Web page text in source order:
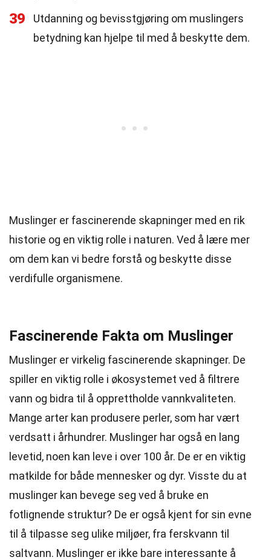
39
Utdanning og bevisstgjøring om muslingers
betydning kan hjelpe til med å beskytte dem.
Muslinger er fascinerende skapninger med en rik
historie og en viktig rolle i naturen. Ved å lære mer
om dem kan vi bedre forstå og beskytte disse
verdifulle organismene.
Fascinerende Fakta om Muslinger
Muslinger er virkelig fascinerende skapninger. De
spiller en viktig rolle i økosystemet ved å filtrere
vann og bidra til å opprettholde vannkvaliteten.
Mange arter kan produsere perler, som har vært
verdsatt i århundrer. Muslinger har også en lang
levetid, noen kan leve i over 100 år. De er en viktig
matkilde for både mennesker og dyr. Visste du at
muslinger kan bevege seg ved å bruke en
fotlignende struktur? De er også kjent for sin evne
til å tilpasse seg ulike miljøer, fra ferskvann til
saltvann. Muslinger er ikke bare interessante å